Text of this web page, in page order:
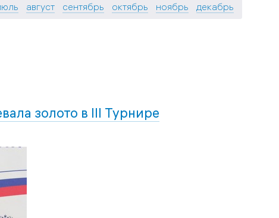
август сентябрь октябрь ноябрь декабрь
золото в III Турнире